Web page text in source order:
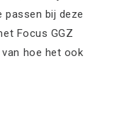
passen bij deze
Focus GGZ
hoe het ook